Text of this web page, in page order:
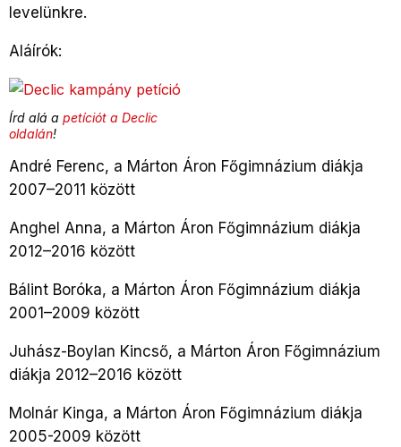
levelünkre.
Aláírók:
Írd alá a petíciót a Declic
oldalán!
André Ferenc, a Márton Áron Főgimnázium diákja
2007–2011 között
Anghel Anna, a Márton Áron Főgimnázium diákja
2012–2016 között
Bálint Boróka, a Márton Áron Főgimnázium diákja
2001–2009 között
Juhász-Boylan Kincső, a Márton Áron Főgimnázium
diákja 2012–2016 között
Molnár Kinga, a Márton Áron Főgimnázium diákja
2005-2009 között